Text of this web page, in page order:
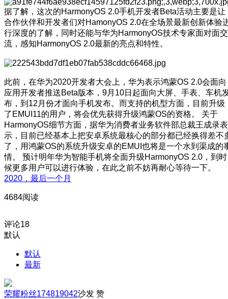
据了解，这次的HarmonyOS 2.0手机开发者Beta活动主要是让
合作伙伴和开发者们对HamonyOS 2.0在全场景最新创新体验
行深度的了解，同时还能与华为HarmonyOS技术专家面对面交
流，感知HarmonyOS 2.0最新的亮点和特性。
此前，在华为2020开发者大会上，华为表示鸿蒙OS 2.0会面向
应用开发者推送Beta版本，9月10日起面向大屏、手表、车机
布，到12月份才面向手机发布。而支持的机型方面，目前升级
了EMUI11的用户，将会优先获得升级鸿蒙OS的资格。 关于
HarmonyOS细节方面，据华为消费者业务软件部总裁王成录表
示，目前已经基本上把安卓系统最核心的部分都已经换得差不
了，用鸿蒙OS的系统升级安卓的EMUI也将是一个水到渠成的
情。 预计明年华为智能手机将全面升级HarmonyOS 2.0，到时
候更多用户可以进行体验，在此之前不妨再耐心等待一下。
2020，最后一个月
4684阅读
评论18
默认
默认
最新
荣耀粉丝174819042沙发 赞